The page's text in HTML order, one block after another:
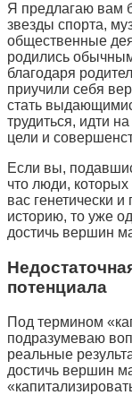
Я предлагаю вам
звезды спорта,
общественные
родились
благодаря
приучили себя
стать
трудиться, идти
цели и
Если вы,
что люди,
вас генетически
историю, то уже
достичь вершин
потенциала
Под термином
подразумеваю
реальные
достичь вершин